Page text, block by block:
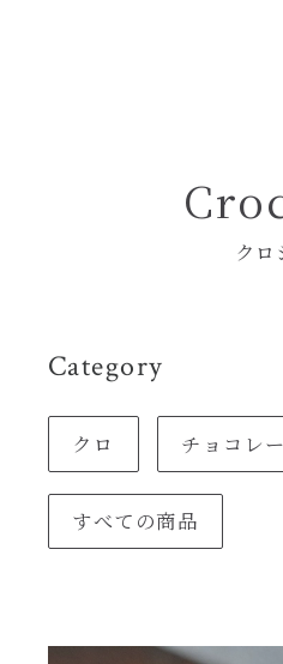
クロ
Category
クロ チョコレ
すべての商品